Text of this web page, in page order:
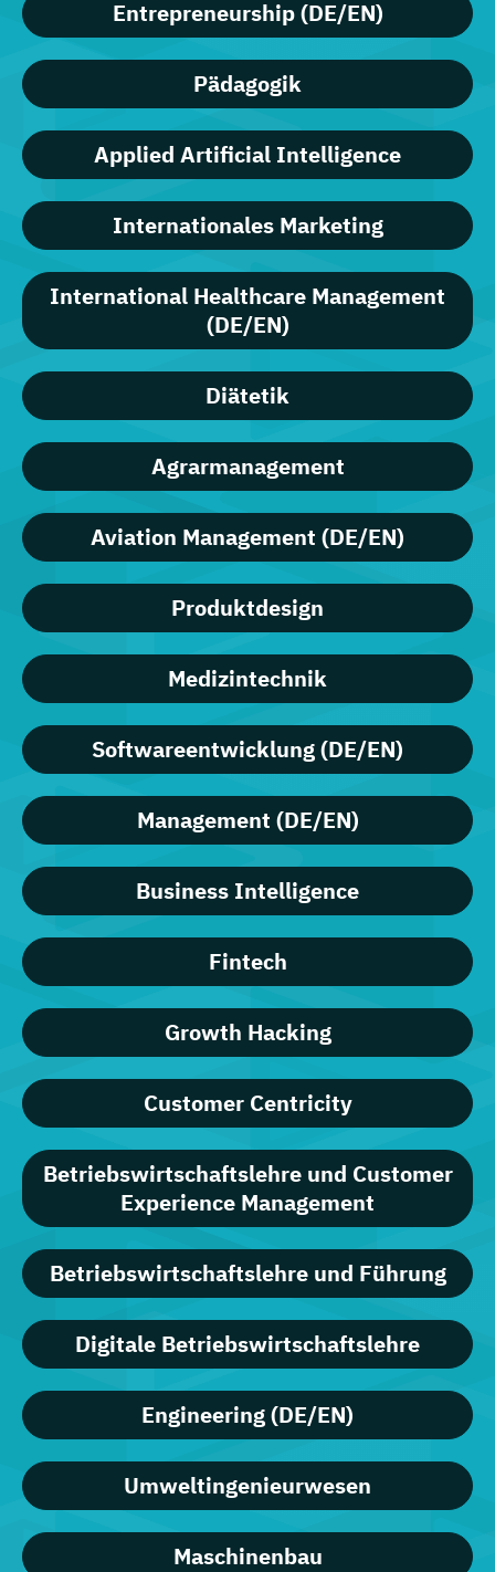
Entrepreneurship (DE/EN)
Pädagogik
Applied Artificial Intelligence
Internationales Marketing
International Healthcare Management
(DE/EN)
Diätetik
Agrarmanagement
Aviation Management (DE/EN)
Produktdesign
Medizintechnik
Softwareentwicklung (DE/EN)
Management (DE/EN)
Business Intelligence
Fintech
Growth Hacking
Customer Centricity
Betriebswirtschaftslehre und Customer
Experience Management
Betriebswirtschaftslehre und Führung
Digitale Betriebswirtschaftslehre
Engineering (DE/EN)
Umweltingenieurwesen
Maschinenbau